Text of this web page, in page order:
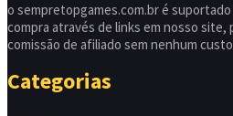
o sempretopgames.com.br é
compra através de links em nosso site,
comissão de afiliado sem nenhum
Categorias